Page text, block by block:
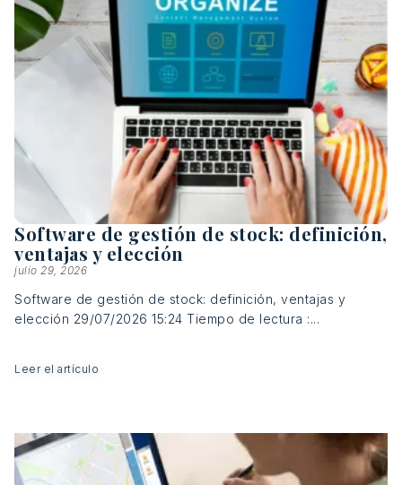
Software de gestión de stock: definición,
ventajas y elección
julio 29, 2026
Software de gestión de stock: definición, ventajas y
elección 29/07/2026 15:24 Tiempo de lectura :...
Leer el artículo